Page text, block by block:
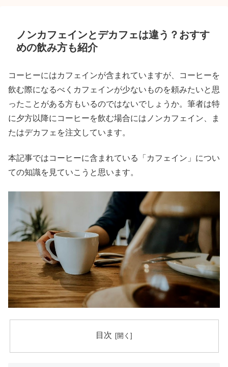
ノンカフェインとデカフェは違う？おすす
めの飲み方も紹介
コーヒーにはカフェインが含まれていますが、コーヒーを
飲む際になるべくカフェインが少ないものを頼みたいと思
ったことがある方もいるのではないでしょうか。筆者は特
に夕方以降にコーヒーを飲む場合にはノンカフェイン、ま
たはデカフェを注文しています。
本記事ではコーヒーに含まれている「カフェイン」につい
ての知識を見ていこうと思います。
目次